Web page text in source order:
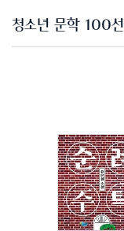
청소년 문학 100선